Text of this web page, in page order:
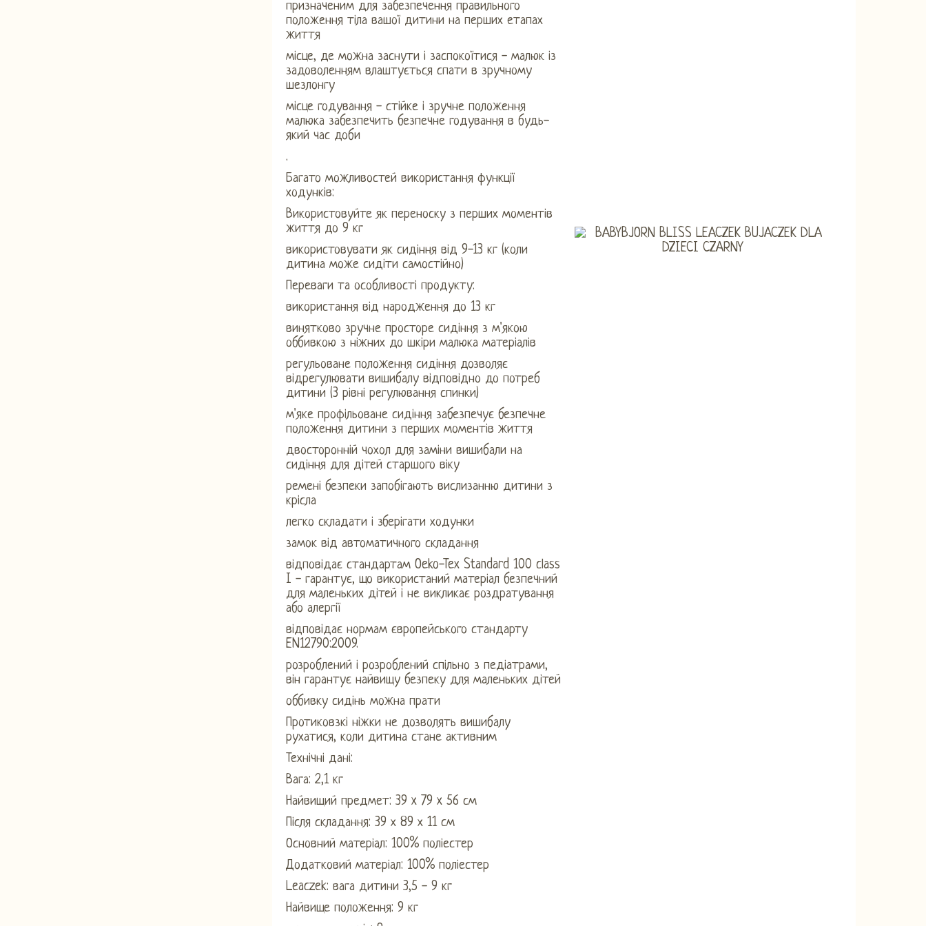
призначеним для забезпечення правильного
положення тіла вашої дитини на перших етапах
життя
місце, де можна заснути і заспокоїтися - малюк із
задоволенням влаштується спати в зручному
шезлонгу
місце годування - стійке і зручне положення
малюка забезпечить безпечне годування в будь-
який час доби
.
Багато можливостей використання функції
ходунків:
Використовуйте як переноску з перших моментів
життя до 9 кг
використовувати як сидіння від 9-13 кг (коли
дитина може сидіти самостійно)
Переваги та особливості продукту:
використання від народження до 13 кг
винятково зручне просторе сидіння з м'якою
оббивкою з ніжних до шкіри малюка матеріалів
регульоване положення сидіння дозволяє
відрегулювати вишибалу відповідно до потреб
дитини (3 рівні регулювання спинки)
м'яке профільоване сидіння забезпечує безпечне
положення дитини з перших моментів життя
двосторонній чохол для заміни вишибали на
сидіння для дітей старшого віку
ремені безпеки запобігають вислизанню дитини з
крісла
легко складати і зберігати ходунки
замок від автоматичного складання
відповідає стандартам Oeko-Tex Standard 100 class
I - гарантує, що використаний матеріал безпечний
для маленьких дітей і не викликає роздратування
або алергії
відповідає нормам європейського стандарту
EN12790:2009.
розроблений і розроблений спільно з педіатрами,
він гарантує найвищу безпеку для маленьких дітей
оббивку сидінь можна прати
Протиковзкі ніжки не дозволять вишибалу
рухатися, коли дитина стане активним
Технічні дані:
Вага: 2,1 кг
Найвищий предмет: 39 x 79 x 56 см
Після складання: 39 х 89 х 11 см
Основний матеріал: 100% поліестер
Додатковий матеріал: 100% поліестер
Leaczek: вага дитини 3,5 - 9 кг
Найвище положення: 9 кг